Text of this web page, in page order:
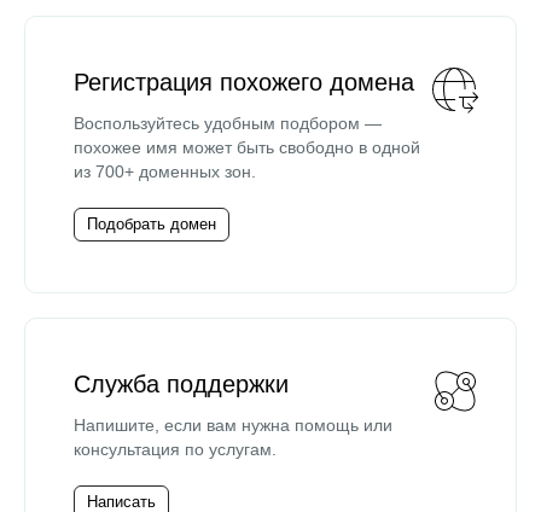
Регистрация похожего домена
Воспользуйтесь удобным подбором —
похожее имя может быть свободно в одной
из 700+ доменных зон.
Подобрать домен
Служба поддержки
Напишите, если вам нужна помощь или
консультация по услугам.
Написать